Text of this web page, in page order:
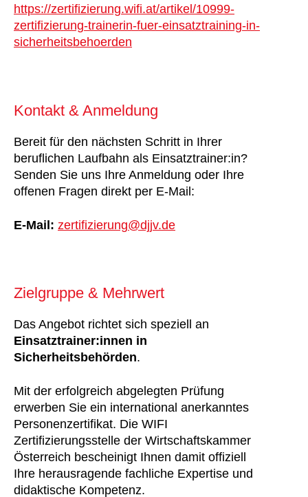
https://zertifizierung.wifi.at/artikel/10999-
zertifizierung-trainerin-fuer-einsatztraining-in-
sicherheitsbehoerden
Kontakt & Anmeldung
Bereit für den nächsten Schritt in Ihrer
beruflichen Laufbahn als Einsatztrainer:in?
Senden Sie uns Ihre Anmeldung oder Ihre
offenen Fragen direkt per E-Mail:
E-Mail: zertifizierung@djjv.de
Zielgruppe & Mehrwert
Das Angebot richtet sich speziell an
Einsatztrainer:innen in
Sicherheitsbehörden.
Mit der erfolgreich abgelegten Prüfung
erwerben Sie ein international anerkanntes
Personenzertifikat. Die WIFI
Zertifizierungsstelle der Wirtschaftskammer
Österreich bescheinigt Ihnen damit offiziell
Ihre herausragende fachliche Expertise und
didaktische Kompetenz.